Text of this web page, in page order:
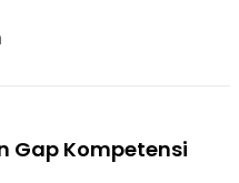
Gap Kompetensi